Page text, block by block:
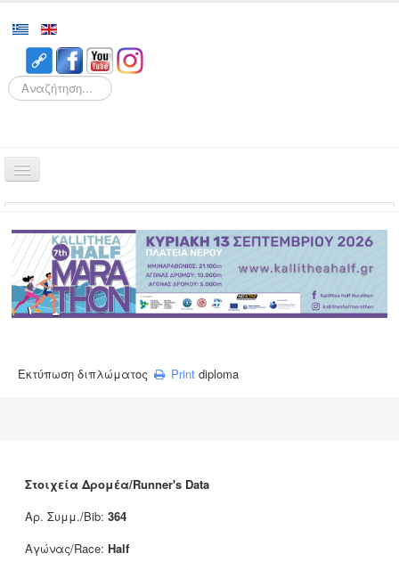
Search
Αγώνες
Διοργάνωση
Εθελοντισμός
Αποτελέσματα
Εκτύπωση διπλώματος Print diploma
Στοιχεία Δρομέα/Runner's Data
Αρ. Συμμ./Bib: 364
Αγώνας/Race: Half